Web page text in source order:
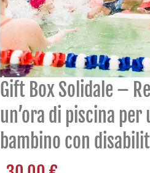
Gift Box Solidale –
un’ora di piscina per
bambino con